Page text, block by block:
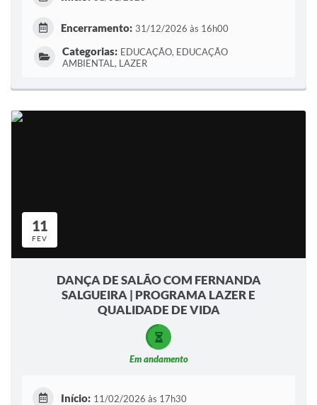
Encerramento: 31/12/2026 às 16h00
Categorias: EDUCAÇÃO, EDUCAÇÃO
AMBIENTAL, LAZER
11
FEV
DANÇA DE SALÃO COM FERNANDA
SALGUEIRA | PROGRAMA LAZER E
QUALIDADE DE VIDA
Em andamento
Início: 11/02/2026 às 17h30